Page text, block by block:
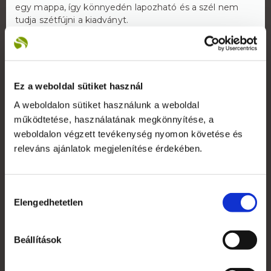
Ez a weboldal sütiket használ
A weboldalon sütiket használunk a weboldal
működtetése, használatának megkönnyítése, a
weboldalon végzett tevékenység nyomon követése és
releváns ajánlatok megjelenítése érdekében.
kiválasztása
Elengedhetetlen
Beállítások
egy mappa, így könnyedén lapozható és a szél nem
tudja szétfújni a kiadványt.
Kültéri menütartó
A nevéből is sejteni lehet, hogy itt egy ízig-vérig kültéri
egy masszív, zárható vitrinnel van felszerelve, ami nem
Szürke mellett fekete színben, 1 × A4 és 2 × A4
méretben, fejléccel és fejléc nélkül is rendelhető. A
fejléc öntapadó fóliával dekorálható.
várakoztató tábla
reklámtábla reklámeszköz tipp